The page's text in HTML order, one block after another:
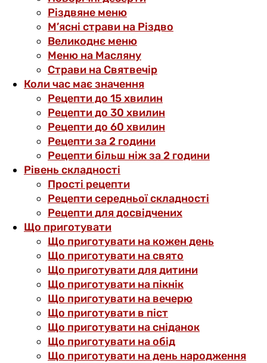
Різдвяне меню
М’ясні страви на Різдво
Великоднє меню
Меню на Масляну
Страви на Святвечір
Коли час має значення
Рецепти до 15 хвилин
Рецепти до 30 хвилин
Рецепти до 60 хвилин
Рецепти за 2 години
Рецепти більш ніж за 2 години
Рівень складності
Прості рецепти
Рецепти середньої складності
Рецепти для досвідчених
Що приготувати
Що приготувати на кожен день
Що приготувати на свято
Що приготувати для дитини
Що приготувати на пікнік
Що приготувати на вечерю
Що приготувати в піст
Що приготувати на сніданок
Що приготувати на обід
Що приготувати на день народження